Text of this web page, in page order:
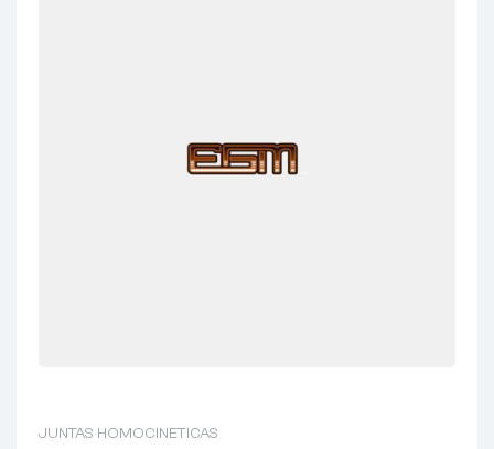
JUNTAS HOMOCINETICAS